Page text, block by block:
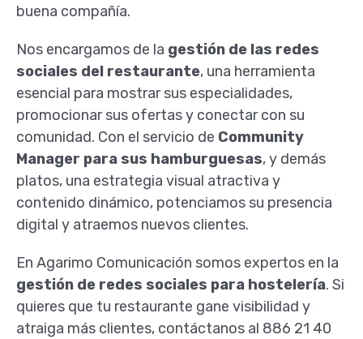
buena compañía.
Nos encargamos de la gestión de las redes
sociales del restaurante, una herramienta
esencial para mostrar sus especialidades,
promocionar sus ofertas y conectar con su
comunidad. Con el servicio de Community
Manager para sus hamburguesas, y demás
platos, una estrategia visual atractiva y
contenido dinámico, potenciamos su presencia
digital y atraemos nuevos clientes.
En Agarimo Comunicación somos expertos en la
gestión de redes sociales para hostelería. Si
quieres que tu restaurante gane visibilidad y
atraiga más clientes, contáctanos al 886 21 40